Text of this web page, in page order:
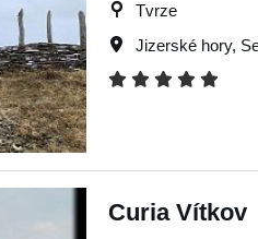
Tvrze
Jizerské hory,
Curia Vítkov